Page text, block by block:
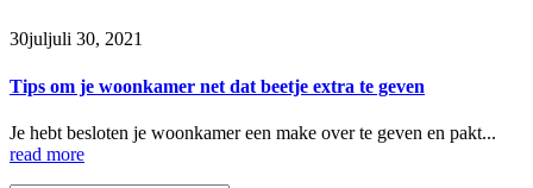
30juljuli 30, 2021
Tips om je woonkamer net dat beetje extra te geven
Je hebt besloten je woonkamer een make over te geven en pakt...
read more